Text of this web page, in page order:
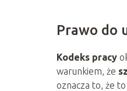
Prawo do
Kodeks pracy
warunkiem, że
oznacza to, że